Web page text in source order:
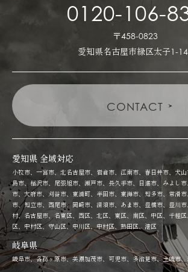
0120-106-
〒458-0823
愛知県名古屋市緑区太子1-
CONTACT
愛知県 全域対応
小牧市、一宮市、北名古屋市、岩倉市、江南市、春日井市、犬
島市、稲沢市、尾張旭市、瀬戸市、長久手市、日進市、みよし
市、大府市、刈谷市、東浦町、半田市、東海市、知多市、常滑
市、知立市、西尾市、岡崎市、清須市、あま市、豊橋市、豊川
村、名古屋市、名東区、西区、北区、東区、南区、中区、千種
区、中村区、守山区、中川区、中村区、熱田区、港区
岐阜県
岐阜市、各務ヶ原市、美濃加茂市、可児市、多治見市、土岐市